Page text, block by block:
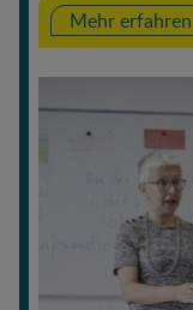
Mehr erfahren